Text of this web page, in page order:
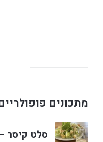
מתכונים
סלט קיסר